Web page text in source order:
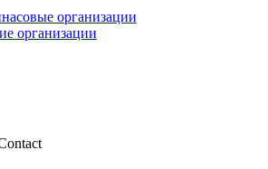
организации
организации